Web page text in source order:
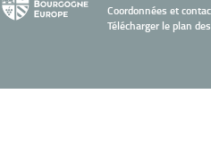
Coordonnées et
Télécharger le plan